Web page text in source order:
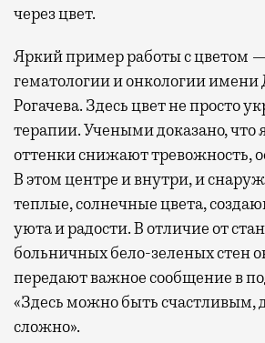
через цвет.
Яркий пример работы с цветом
гематологии и онкологии
Рогачева. Здесь цвет не просто
терапии. Учеными доказано, что
оттенки снижают тревожность,
В этом центре и внутри, и
теплые, солнечные цвета,
уюта и радости. В отличие от
больничных бело-зеленых стен
передают важное сообщение в
«Здесь можно быть счастливым,
сложно».